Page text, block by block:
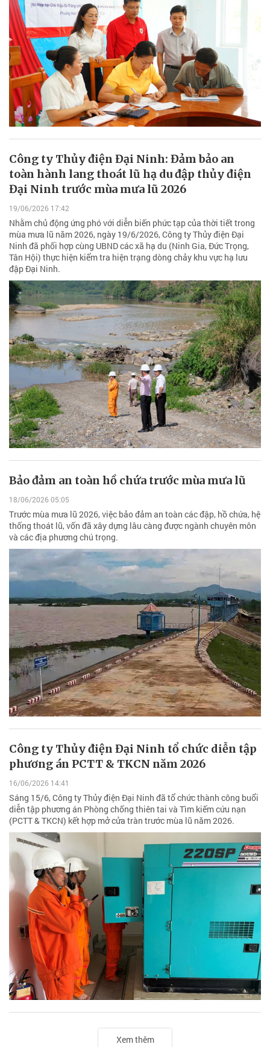
Công ty Thủy điện Đại Ninh: Đảm bảo an
toàn hành lang thoát lũ hạ du đập thủy điện
Đại Ninh trước mùa mưa lũ 2026
19/06/2026 17:42
Nhằm chủ động ứng phó với diễn biến phức tạp của thời tiết trong
mùa mưa lũ năm 2026, ngày 19/6/2026, Công ty Thủy điện Đại
Ninh đã phối hợp cùng UBND các xã hạ du (Ninh Gia, Đức Trọng,
Tân Hội) thực hiện kiểm tra hiện trạng dòng chảy khu vực hạ lưu
đập Đại Ninh.
Bảo đảm an toàn hồ chứa trước mùa mưa lũ
18/06/2026 05:05
Trước mùa mưa lũ 2026, việc bảo đảm an toàn các đập, hồ chứa, hệ
thống thoát lũ, vốn đã xây dựng lâu càng được ngành chuyên môn
và các địa phương chú trọng.
Công ty Thủy điện Đại Ninh tổ chức diễn tập
phương án PCTT & TKCN năm 2026
16/06/2026 14:41
Sáng 15/6, Công ty Thủy điện Đại Ninh đã tổ chức thành công buổi
diễn tập phương án Phòng chống thiên tai và Tìm kiếm cứu nạn
(PCTT & TKCN) kết hợp mở cửa tràn trước mùa lũ năm 2026.
Xem thêm